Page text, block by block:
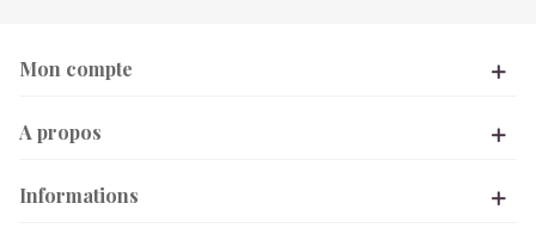
Mon compte
A propos
Informations